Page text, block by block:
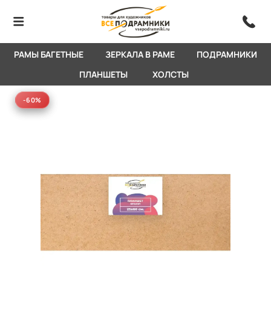
РАМЫ БАГЕТНЫЕ ЗЕРКАЛА В РАМЕ
ПОДРАМНИКИ
ПЛАНШЕТЫ
ХОЛСТЫ
-60%
-60%